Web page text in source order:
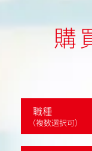
購
職種
（複数選択可）